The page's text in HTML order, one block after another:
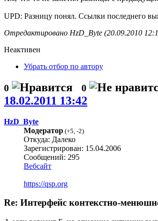
UPD: Разницу понял. Ссылки последнего
Отредактировано HzD_Byte (20.09.2010
Неактивен
Убрать отбор по автору
0 0
18.02.2011 13:42
HzD_Byte
Модератор (+5 -2)
Откуда: Далеко
Зарегистрирован: 15.04.2006
Сообщений: 295
Вебсайт
https://qsp.org
Re: Интерфейс контекстно-